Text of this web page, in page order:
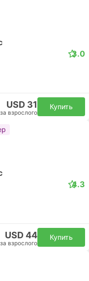
3.0
USD 31
за взрослого
Купить
4.3
USD 44
за взрослого
Купить